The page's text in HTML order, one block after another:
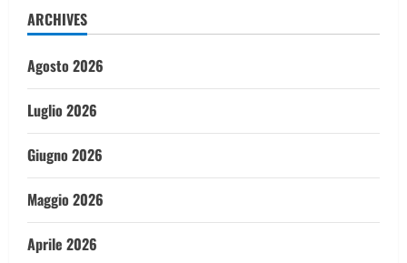
ARCHIVES
Agosto 2026
Luglio 2026
Giugno 2026
Maggio 2026
Aprile 2026